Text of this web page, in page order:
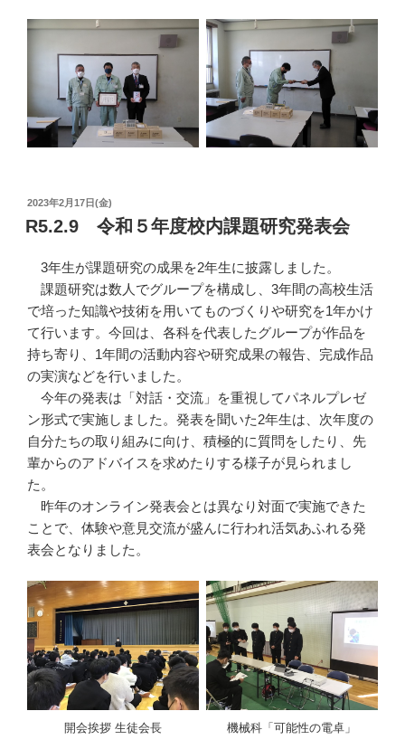
投
稿
日:
2023年2月17日(金)
R5.2.9 令和５年度校内課題研究発表会
3年生が課題研究の成果を2年生に披露しました。
課題研究は数人でグループを構成し、3年間の高校生活
で培った知識や技術を用いてものづくりや研究を1年かけ
て行います。今回は、各科を代表したグループが作品を
持ち寄り、1年間の活動内容や研究成果の報告、完成作品
の実演などを行いました。
今年の発表は「対話・交流」を重視してパネルプレゼ
ン形式で実施しました。発表を聞いた2年生は、次年度の
自分たちの取り組みに向け、積極的に質問をしたり、先
輩からのアドバイスを求めたりする様子が見られまし
た。
昨年のオンライン発表会とは異なり対面で実施できた
ことで、体験や意見交流が盛んに行われ活気あふれる発
表会となりました。
開会挨拶 生徒会長 機械科「可能性の電卓」